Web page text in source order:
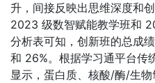
升，间接反映出思维深度和
2023 级数智赋能教学班和
分析表可知，创新班的总成
和 26%。根据学习通平台传
显示，蛋白质、核酸/酶/生